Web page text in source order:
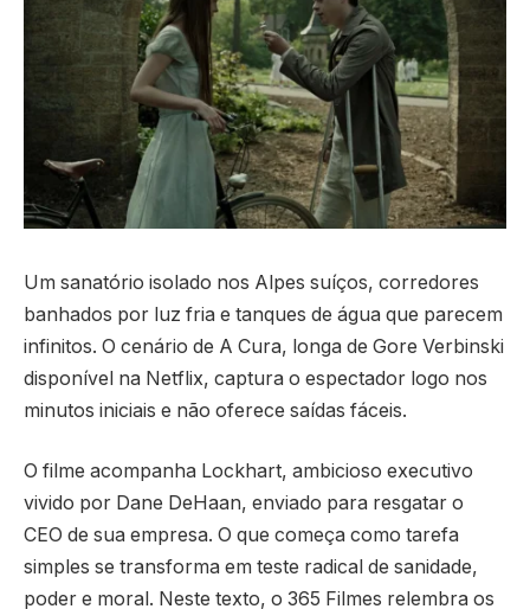
Um sanatório isolado nos Alpes suíços, corredores
banhados por luz fria e tanques de água que parecem
infinitos. O cenário de A Cura, longa de Gore Verbinski
disponível na Netflix, captura o espectador logo nos
minutos iniciais e não oferece saídas fáceis.
O filme acompanha Lockhart, ambicioso executivo
vivido por Dane DeHaan, enviado para resgatar o
CEO de sua empresa. O que começa como tarefa
simples se transforma em teste radical de sanidade,
poder e moral. Neste texto, o 365 Filmes relembra os